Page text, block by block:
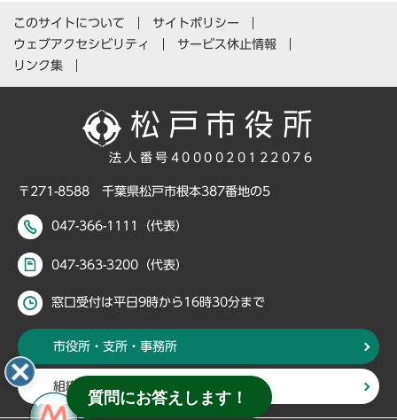
このサイトについて
サイトポリシー
ウェブアクセシビリティ
サービス休止情報
リンク集
法人番号4000020122076
〒271-8588 千葉県松戸市根本387番地の5
047-366-1111（代表）
047-363-3200（代表）
窓口受付は平日9時から16時30分まで
市役所・支所・事務所
組織・部署から探す
質問にお答えします！